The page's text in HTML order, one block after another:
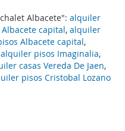
Albacete": alquiler
capital, alquiler
Albacete capital,
alquiler pisos Imaginalia,
casas Vereda De Jaen,
pisos Cristobal Lozano